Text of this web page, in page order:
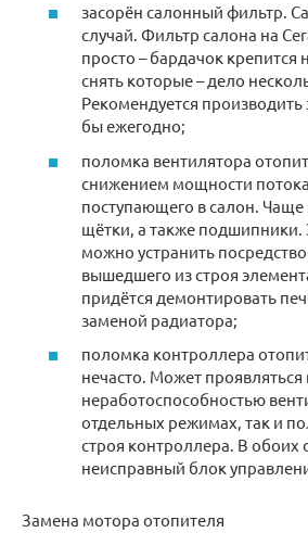
засорён салонный фильтр.
случай. Фильтр салона на
просто – бардачок крепится
снять которые – дело
Рекомендуется производить
бы ежегодно;
поломка вентилятора
снижением мощности потока
поступающего в салон. Чаще
щётки, а также подшипники.
можно устранить
вышедшего из строя
придётся демонтировать
заменой радиатора;
поломка контроллера
нечасто. Может проявляться
неработоспособностью
отдельных режимах, так и
строя контроллера. В обоих
неисправный блок
Замена мотора отопителя